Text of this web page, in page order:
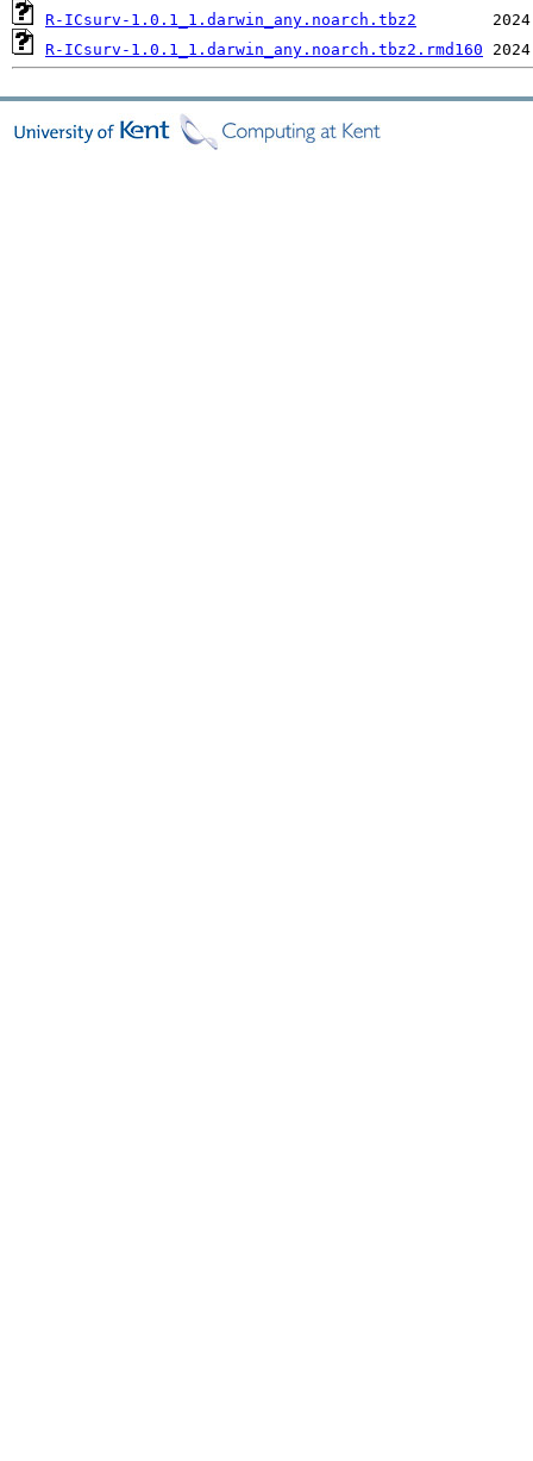
R-ICsurv-1.0.1_1.darwin_any.noarch.tbz2
R-ICsurv-1.0.1_1.darwin_any.noarch.tbz2.rmd160